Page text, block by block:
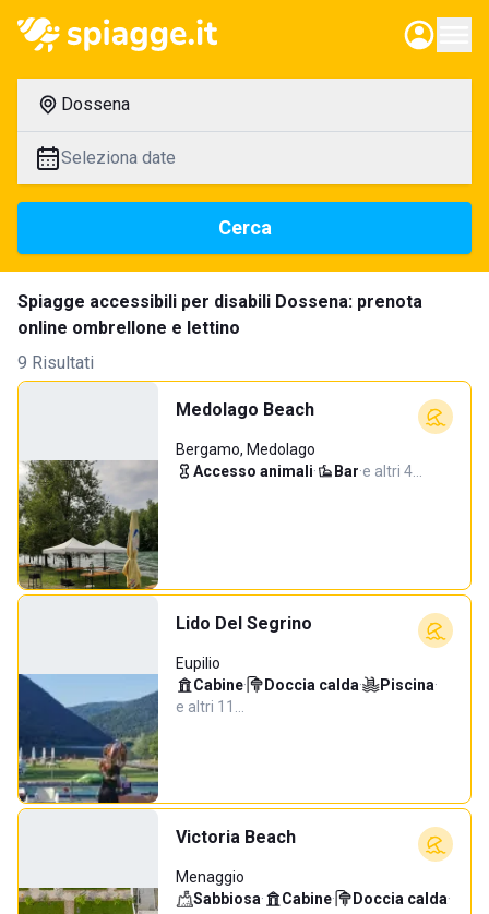
Dossena
Seleziona date
Cerca
Spiagge accessibili per disabili Dossena: prenota
online ombrellone e lettino
9 Risultati
Medolago Beach
Bergamo, Medolago
Accesso animali· Bar·e altri 4…
Lido Del Segrino
Eupilio
Cabine· Doccia calda· Piscina·
e altri 11…
Victoria Beach
Menaggio
Sabbiosa· Cabine· Doccia calda·